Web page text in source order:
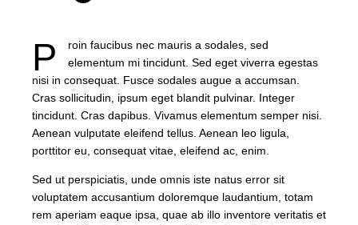
P
roin faucibus nec mauris a sodales, sed
elementum mi tincidunt. Sed eget viverra egestas
nisi in consequat. Fusce sodales augue a accumsan.
Cras sollicitudin, ipsum eget blandit pulvinar. Integer
tincidunt. Cras dapibus. Vivamus elementum semper nisi.
Aenean vulputate eleifend tellus. Aenean leo ligula,
porttitor eu, consequat vitae, eleifend ac, enim.
Sed ut perspiciatis, unde omnis iste natus error sit
voluptatem accusantium doloremque laudantium, totam
rem aperiam eaque ipsa, quae ab illo inventore veritatis et